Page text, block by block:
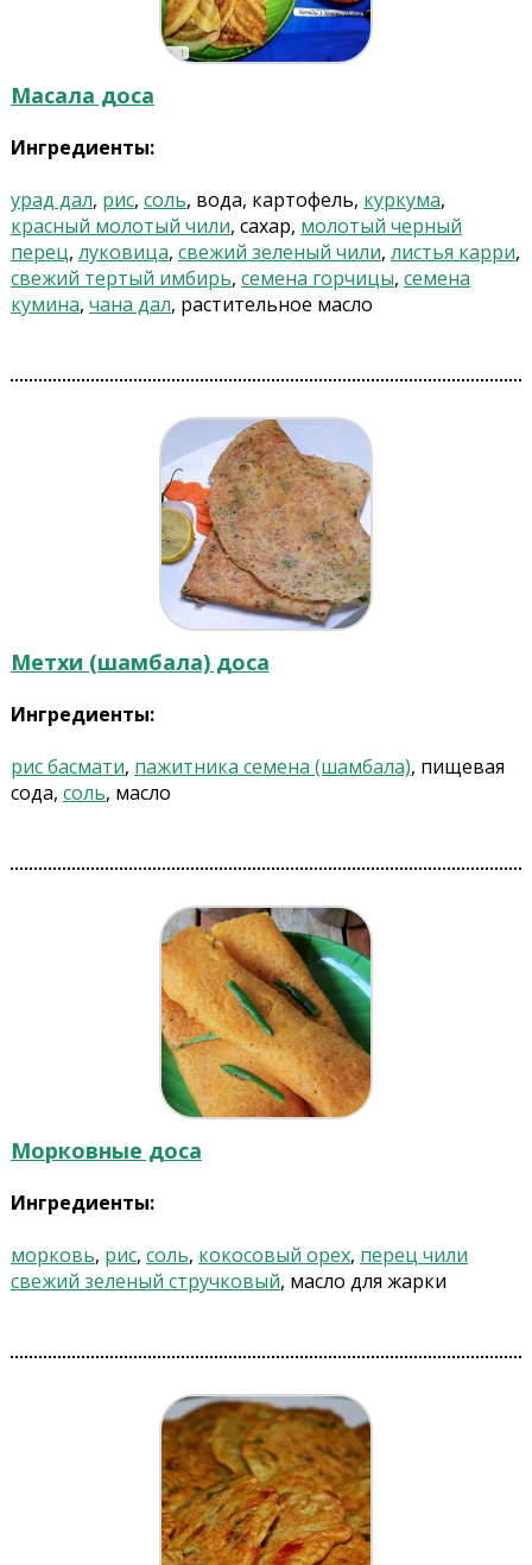
Масала доса
Ингредиенты:
урад дал, рис, соль, вода, картофель, куркума,
красный молотый чили, сахар, молотый черный
перец, луковица, свежий зеленый чили, листья карри,
свежий тертый имбирь, семена горчицы, семена
кумина, чана дал, растительное масло
Метхи (шамбала) доса
Ингредиенты:
рис басмати, пажитника семена (шамбала), пищевая
сода, соль, масло
Морковные доса
Ингредиенты:
морковь, рис, соль, кокосовый орех, перец чили
свежий зеленый стручковый, масло для жарки